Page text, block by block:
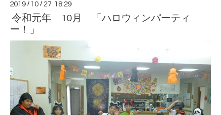
2019 / 10 / 27 18:29
令和元年 10月 「ハロウィンパーティ
ー！」